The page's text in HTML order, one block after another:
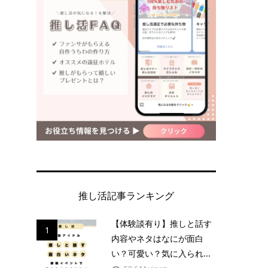
推し活記事ランキング
1
【体験談有り】推しと話す
内容やネタはなにが面白
い？可愛い？気に入られ...